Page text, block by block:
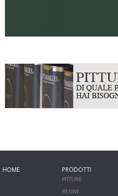
HOME PRODOTTI
PITTURE
RESINE